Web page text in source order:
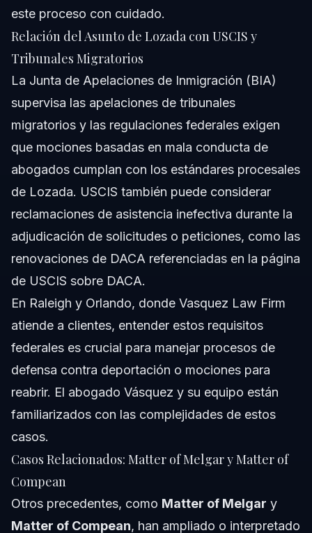
este proceso con cuidado.
Relación del Asunto de Lozada con USCIS y
Tribunales Migratorios
La Junta de Apelaciones de Inmigración (BIA)
supervisa las apelaciones de tribunales
migratorios y las regulaciones federales exigen
que mociones basadas en mala conducta de
abogados cumplan con los estándares procesales
de Lozada. USCIS también puede considerar
reclamaciones de asistencia inefectiva durante la
adjudicación de solicitudes o peticiones, como las
renovaciones de DACA referenciadas en la página
de USCIS sobre DACA.
En Raleigh y Orlando, donde Vasquez Law Firm
atiende a clientes, entender estos requisitos
federales es crucial para manejar procesos de
defensa contra deportación o mociones para
reabrir. El abogado Vásquez y su equipo están
familiarizados con las complejidades de estos
casos.
Casos Relacionados: Matter of Melgar y Matter of
Compean
Otros precedentes, como Matter of Melgar y
Matter of Compean, han ampliado o interpretado